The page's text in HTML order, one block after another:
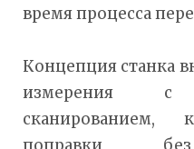
время процесса
Концепция станка
измерения с
сканированием,